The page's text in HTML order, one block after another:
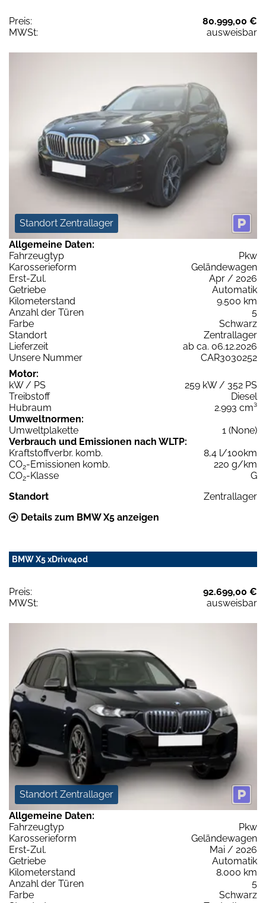
Preis:
80.999,00 €
MWSt:
ausweisbar
Standort Zentrallager
Allgemeine Daten:
Fahrzeugtyp
Pkw
Karosserieform
Geländewagen
Erst-Zul.
Apr / 2026
Getriebe
Automatik
Kilometerstand
9.500 km
Anzahl der Türen
5
Farbe
Schwarz
Standort
Zentrallager
Lieferzeit
ab ca. 06.12.2026
Unsere Nummer
CAR3030252
Motor:
kW / PS
259 kW / 352 PS
Treibstoff
Diesel
Hubraum
2.993 cm³
Umweltnormen:
Umweltplakette
1 (None)
Verbrauch und Emissionen nach WLTP:
Kraftstoffverbr. komb.
8,4 l/100km
CO2-Emissionen komb.
220 g/km
CO2-Klasse
G
Standort
Zentrallager
Details zum BMW X5 anzeigen
BMW X5 xDrive40d
Preis:
92.699,00 €
MWSt:
ausweisbar
Standort Zentrallager
Allgemeine Daten:
Fahrzeugtyp
Pkw
Karosserieform
Geländewagen
Erst-Zul.
Mai / 2026
Getriebe
Automatik
Kilometerstand
8.000 km
Anzahl der Türen
5
Farbe
Schwarz